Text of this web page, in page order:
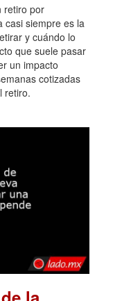
retiro por
casi siempre es la
y cuándo lo
que suele pasar
un impacto
cotizadas
retiro.